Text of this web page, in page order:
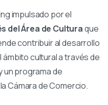
impulsado por el
del Área de Culturaque
contribuir al desarrollo
cultural a través de
un programa de
Cámara de Comercio.